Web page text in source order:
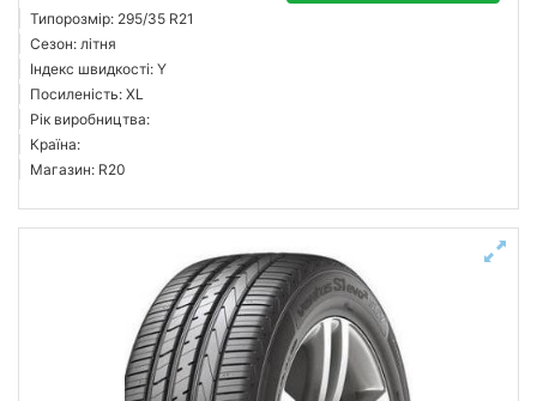
Типорозмір: 295/35 R21
Сезон: літня
Індекс швидкості: Y
Посиленість: XL
Рік виробництва:
Країна:
Магазин: R20